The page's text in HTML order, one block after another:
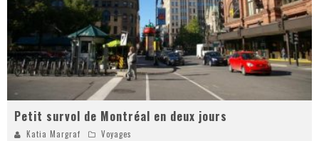
« Damn Them All » - Un duo de Choc !
« Love is a Boxing Ring (Tomes 1 & 2) » – Un Passé Trouble !
« WOLF-MAN / Integrale Tomes 1 et 2 » - Cruelle Vengeance !
Petit survol de Montréal en deux jours
Katia Margraf Voyages